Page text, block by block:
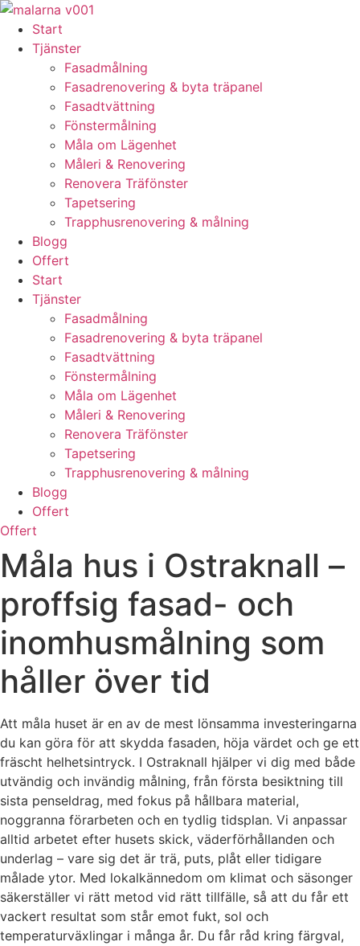
Skip
content
Start
Tjänster
Fasadmålning
Fasadrenovering & byta träpanel
Fasadtvättning
Fönstermålning
Måla om Lägenhet
Måleri & Renovering
Renovera Träfönster
Tapetsering
Trapphusrenovering & målning
Blogg
Offert
Start
Tjänster
Fasadmålning
Fasadrenovering & byta träpanel
Fasadtvättning
Fönstermålning
Måla om Lägenhet
Måleri & Renovering
Renovera Träfönster
Tapetsering
Trapphusrenovering & målning
Blogg
Offert
Offert
Måla hus i Ostraknall –
proffsig fasad- och
inomhusmålning som
håller över tid
Att måla huset är en av de mest lönsamma investeringarna
du kan göra för att skydda fasaden, höja värdet och ge ett
fräscht helhetsintryck. I Ostraknall hjälper vi dig med både
utvändig och invändig målning, från första besiktning till
sista penseldrag, med fokus på hållbara material,
noggranna förarbeten och en tydlig tidsplan. Vi anpassar
alltid arbetet efter husets skick, väderförhållanden och
underlag – vare sig det är trä, puts, plåt eller tidigare
målade ytor. Med lokalkännedom om klimat och säsonger
säkerställer vi rätt metod vid rätt tillfälle, så att du får ett
vackert resultat som står emot fukt, sol och
temperaturväxlingar i många år. Du får råd kring färgval,